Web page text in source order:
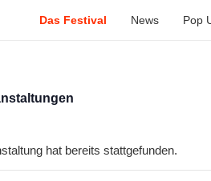
Das Festival News Pop
hat bereits stattgefunden.